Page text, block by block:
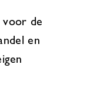
voor de
en